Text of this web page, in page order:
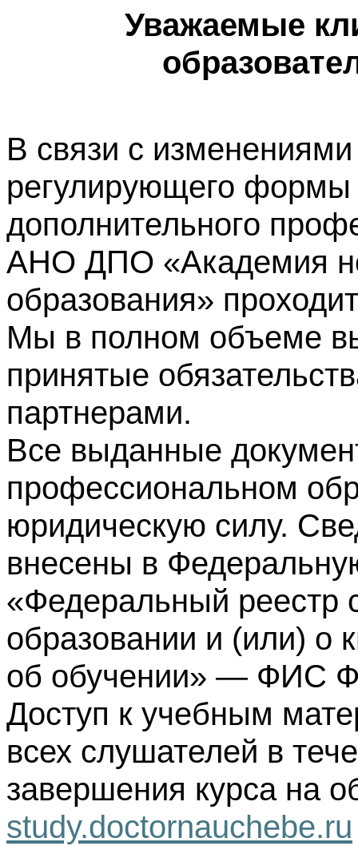
Уважаемые
В связи с изменениями
регулирующего формы
дополнительного
АНО ДПО «Академия
образования»
Мы в полном объеме
принятые
партнерами.
Все выданные
профессиональном
юридическую силу.
внесены в
«Федеральный реестр
образовании и (или) о
об обучении» — ФИС
Доступ к учебным
всех слушателей в
завершения курса на
study.doctornauchebe.ru